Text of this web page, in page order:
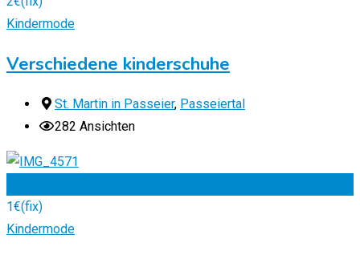
Kindermode
Verschiedene kinderschuhe
St. Martin in Passeier, Passeiertal
282 Ansichten
1€(fix)
Kindermode